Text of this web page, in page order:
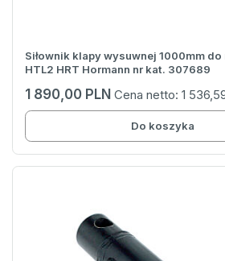
Siłownik klapy wysuwnej 1000mm
HTL2 HRT Hormann nr kat. 307689
1 890,00 PLN Cena netto: 1
Do koszyka